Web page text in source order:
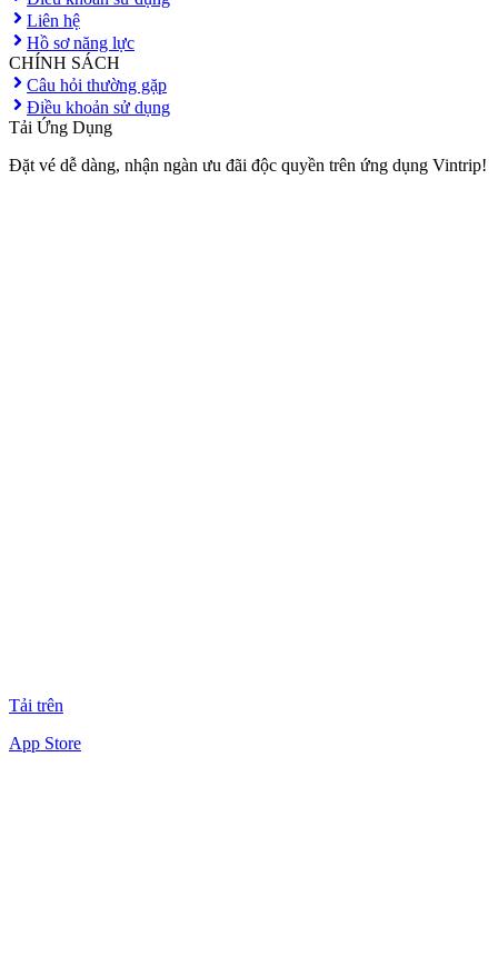
Liên hệ
Hồ sơ năng lực
CHÍNH SÁCH
Câu hỏi thường gặp
Điều khoản sử dụng
Tải Ứng Dụng
Đặt vé dễ dàng, nhận ngàn ưu đãi độc quyền trên ứng dụng Vintrip!
Tải trên
App Store